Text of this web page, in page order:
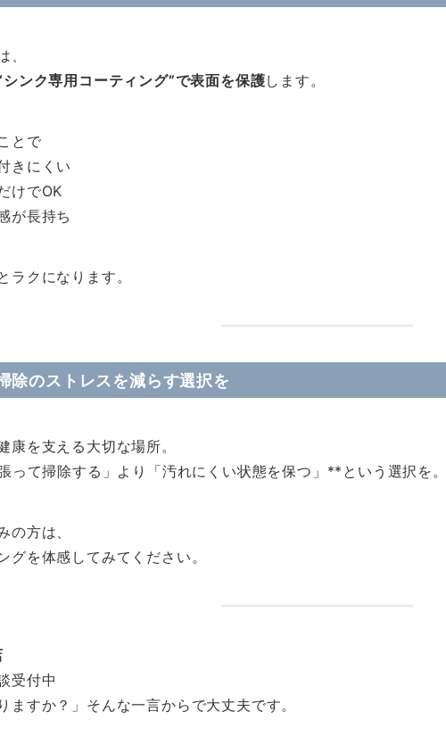
、
ンク専用コーティング”で表面を保護します。
とで
きにくい
けでOK
が長持ち
ラクになります。
除のストレスを減らす選択を
康を支える大切な場所。
って掃除する」より「汚れにくい状態を保つ」**という選択を。
の方は、
グを体感してみてください。
受付中
ますか？」そんな一言からで大丈夫です。